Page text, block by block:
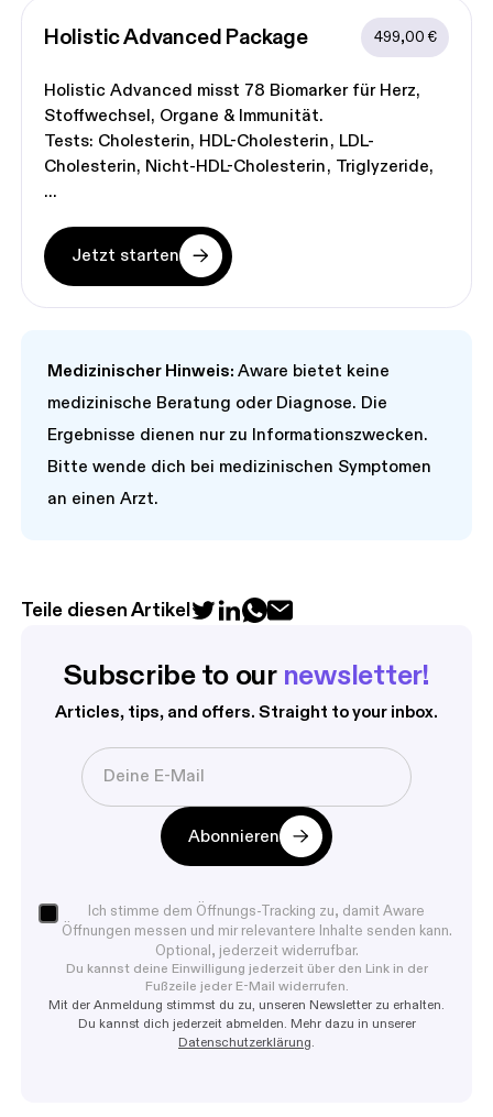
Holistic Advanced Package 499,00 €
Holistic Advanced misst 78 Biomarker für Herz,
Stoffwechsel, Organe & Immunität.
Tests: Cholesterin HDL-Cholesterin LDL-
Cholesterin Nicht-HDL-Cholesterin Triglyzeride
Jetzt starten
Medizinischer Hinweis: Aware bietet keine
medizinische Beratung oder Diagnose. Die
Ergebnisse dienen nur zu Informationszwecken.
Bitte wende dich bei medizinischen Symptomen
an einen Arzt.
Teile diesen Artikel
Subscribe to our newsletter!
Articles, tips, and offers. Straight to your inbox.
Abonnieren
Ich stimme dem Öffnungs-Tracking zu, damit Aware
Öffnungen messen und mir relevantere Inhalte senden kann.
Optional, jederzeit widerrufbar.
Du kannst deine Einwilligung jederzeit über den Link in der
Fußzeile jeder E-Mail widerrufen.
Mit der Anmeldung stimmst du zu, unseren Newsletter zu erhalten.
Du kannst dich jederzeit abmelden. Mehr dazu in unserer
Datenschutzerklärung.